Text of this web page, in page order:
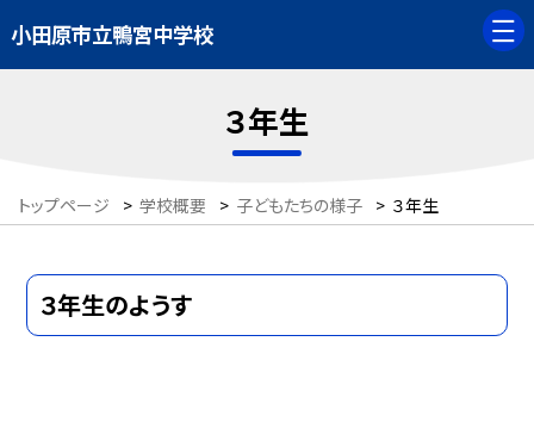
小田原市立鴨宮中学校
３年生
トップページ > 学校概要 > 子どもたちの様子 > ３年生
３年生のようす